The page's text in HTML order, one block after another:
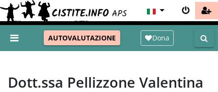
AUTOVALUTAZIONE Dona
Dott.ssa Pellizzone Valentina